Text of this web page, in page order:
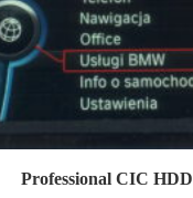
Professional CIC HDD